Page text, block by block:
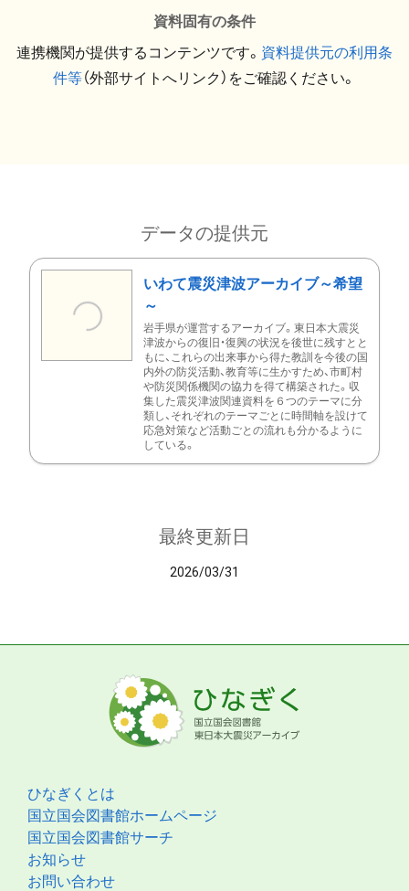
資料固有の条件
連携機関が提供するコンテンツです。 資料提供元の利用条
件等（外部サイトへリンク）をご確認ください。
データの提供元
いわて震災津波アーカイブ～希望
～
岩手県が運営するアーカイブ。東日本大震災
津波からの復旧・復興の状況を後世に残すとと
もに、これらの出来事から得た教訓を今後の国
内外の防災活動、教育等に生かすため、市町村
や防災関係機関の協力を得て構築された。収
集した震災津波関連資料を６つのテーマに分
類し、それぞれのテーマごとに時間軸を設けて
応急対策など活動ごとの流れも分かるように
している。
最終更新日
2026/03/31
ひなぎくとは
国立国会図書館ホームページ
国立国会図書館サーチ
お知らせ
お問い合わせ